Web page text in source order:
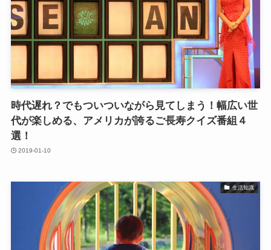
時代遅れ？でもついついながら見てしまう！幅広い世
代が楽しめる、アメリカが誇るご長寿クイズ番組４
選！
2019-01-10
生活知識